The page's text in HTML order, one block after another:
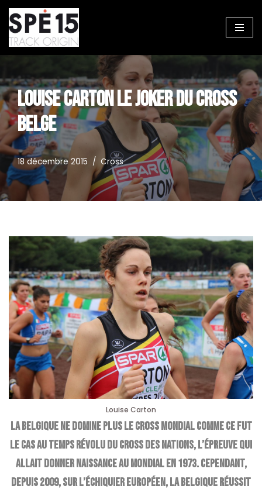
Aller
au
LOUISE CARTON LE JOKER DU CROSS
BELGE
18 décembre 2015 Cross
Louise Carton
La Belgique ne domine plus le cross mondial comme ce fut
le cas au temps révolu du Cross des Nations, l’épreuve qui
allait donner naissance au Mondial en 1973. Cependant,
depuis 2009, sur l’échiquier européen, la Belgique réussit